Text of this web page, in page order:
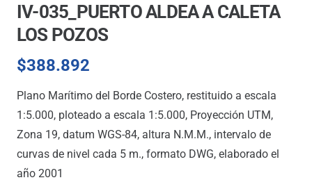
IV-035_PUERTO ALDEA A CALETA
LOS POZOS
$388.892
Plano Marítimo del Borde Costero, restituido a escala
1:5.000, ploteado a escala 1:5.000, Proyección UTM,
Zona 19, datum WGS-84, altura N.M.M., intervalo de
curvas de nivel cada 5 m., formato DWG, elaborado el
año 2001